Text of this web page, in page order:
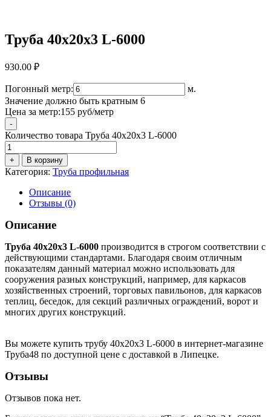
Труба 40x20x3 L-6000
930.00 ₽
Погонный метр:
м.
Значение должно быть кратным 6
Цена за метр:155 руб/метр
-
Количество товара Труба 40x20x3 L-6000
+ В корзину
Категория: Труба профильная
Описание
Отзывы (0)
Описание
Труба 40x20x3 L-6000 производится в строгом соответствии с
действующими стандартами. Благодаря своим отличным
показателям данный материал можно использовать для
сооружения разных конструкций, например, для каркасов
хозяйственных строений, торговых павильонов, для каркасов
теплиц, беседок, для секций различных ограждений, ворот и
многих других конструкций.
Вы можете купить трубу 40x20x3 L-6000 в интернет-магазине
Труба48 по доступной цене с доставкой в Липецке.
Отзывы
Отзывов пока нет.